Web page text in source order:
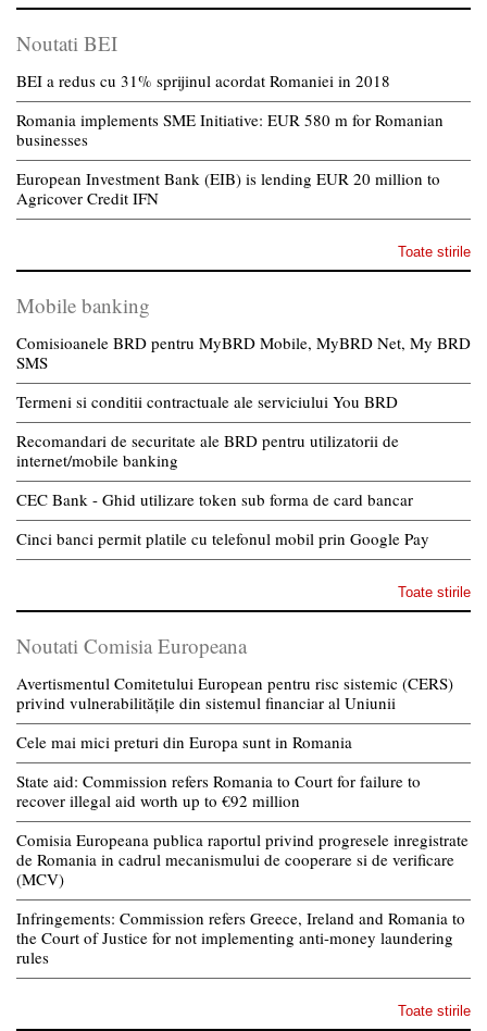
Noutati BEI
BEI a redus cu 31% sprijinul acordat Romaniei in 2018
Romania implements SME Initiative: EUR 580 m for Romanian
businesses
European Investment Bank (EIB) is lending EUR 20 million to
Agricover Credit IFN
Toate stirile
Mobile banking
Comisioanele BRD pentru MyBRD Mobile, MyBRD Net, My BRD
SMS
Termeni si conditii contractuale ale serviciului You BRD
Recomandari de securitate ale BRD pentru utilizatorii de
internet/mobile banking
CEC Bank - Ghid utilizare token sub forma de card bancar
Cinci banci permit platile cu telefonul mobil prin Google Pay
Toate stirile
Noutati Comisia Europeana
Avertismentul Comitetului European pentru risc sistemic (CERS)
privind vulnerabilitățile din sistemul financiar al Uniunii
Cele mai mici preturi din Europa sunt in Romania
State aid: Commission refers Romania to Court for failure to
recover illegal aid worth up to €92 million
Comisia Europeana publica raportul privind progresele inregistrate
de Romania in cadrul mecanismului de cooperare si de verificare
(MCV)
Infringements: Commission refers Greece, Ireland and Romania to
the Court of Justice for not implementing anti-money laundering
rules
Toate stirile